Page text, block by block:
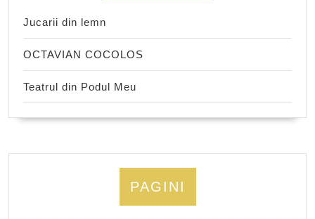
Jucarii din lemn
OCTAVIAN COCOLOS
Teatrul din Podul Meu
PAGINI